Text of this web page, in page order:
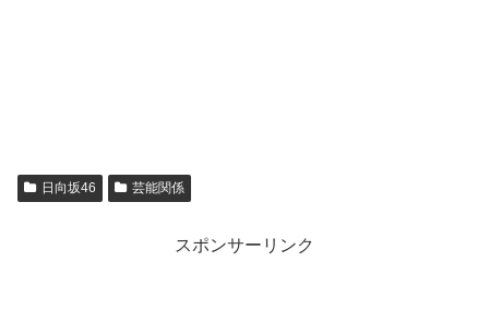
日向坂46 芸能関係
スポンサーリンク